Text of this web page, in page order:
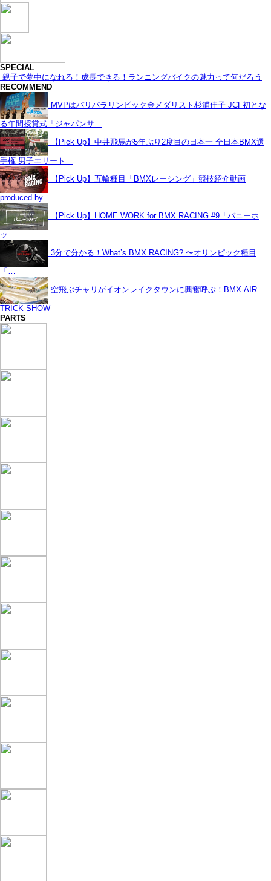
SPECIAL
親子で夢中になれる！成長できる！ランニングバイクの魅力って何だろう
RECOMMEND
MVPはパリパラリンピック金メダリスト杉浦佳子 JCF初とな
る年間授賞式「ジャパンサ…
【Pick Up】中井飛馬が5年ぶり2度目の日本一 全日本BMX選
手権 男子エリート…
【Pick Up】五輪種目「BMXレーシング」競技紹介動画
produced by …
【Pick Up】HOME WORK for BMX RACING #9「バニーホ
ッ…
3分で分かる！What’s BMX RACING? 〜オリンピック種目
「…
空飛ぶチャリがイオンレイクタウンに興奮呼ぶ！BMX-AIR
TRICK SHOW
PARTS